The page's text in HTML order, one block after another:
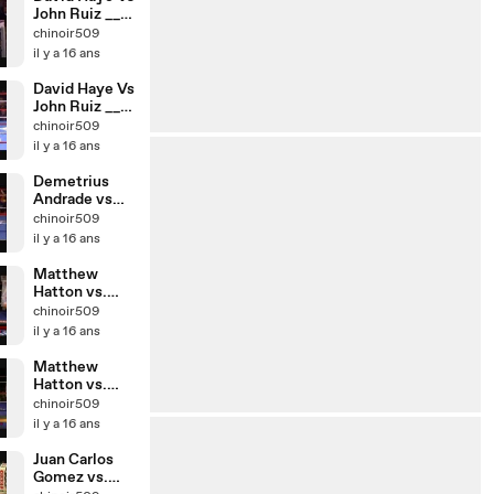
John Ruiz __
Part 2
chinoir509
il y a 16 ans
David Haye Vs
John Ruiz __
Part 1
chinoir509
il y a 16 ans
Demetrius
Andrade vs
Geoffery
Spruiell
chinoir509
il y a 16 ans
Matthew
Hatton vs.
Gianluca
Branco __ part
chinoir509
il y a 16 ans
Matthew
Hatton vs.
Gianluca
Branco __ part
chinoir509
il y a 16 ans
Juan Carlos
Gomez vs.